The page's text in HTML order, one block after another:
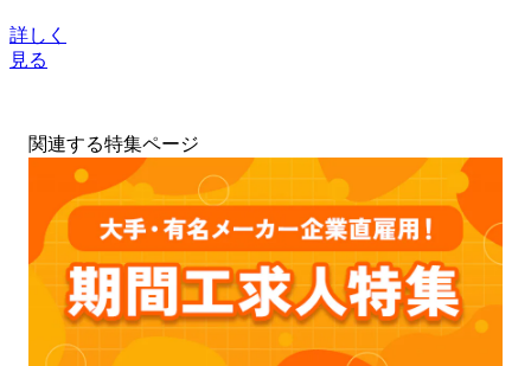
詳しく
見る
関連する特集ページ